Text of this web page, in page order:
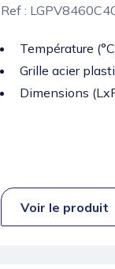
Ref :
Température
Grille acier
Dimensions
Voir le produit